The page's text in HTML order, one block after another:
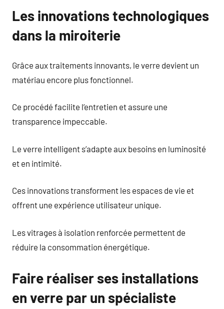
Les innovations technologiques
dans la miroiterie
Grâce aux traitements innovants, le verre devient un
matériau encore plus fonctionnel.
Ce procédé facilite l’entretien et assure une
transparence impeccable.
Le verre intelligent s’adapte aux besoins en luminosité
et en intimité.
Ces innovations transforment les espaces de vie et
offrent une expérience utilisateur unique.
Les vitrages à isolation renforcée permettent de
réduire la consommation énergétique.
Faire réaliser ses installations
en verre par un spécialiste